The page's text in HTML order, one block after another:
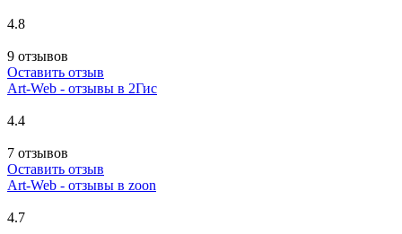
4.8
9 отзывов
Оставить отзыв
Art-Web - отзывы в 2Гис
4.4
7 отзывов
Оставить отзыв
Art-Web - отзывы в zoon
4.7